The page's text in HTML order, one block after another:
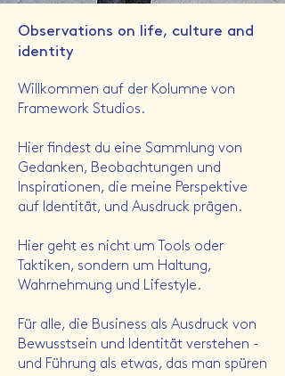
Observations on life, culture and
identity
Willkommen auf der Kolumne von
Framework Studios.
Hier findest du eine Sammlung von
Gedanken, Beobachtungen und
Inspirationen, die meine Perspektive
auf Identität, und Ausdruck prägen.
Hier geht es nicht um Tools oder
Taktiken, sondern um Haltung,
Wahrnehmung und Lifestyle.
Für alle, die Business als Ausdruck von
Bewusstsein und Identität verstehen -
und Führung als etwas, das man spüren